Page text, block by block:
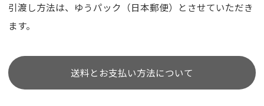
引渡し方法は、ゆうパック（日本郵便）とさせていただき
ます。
送料とお支払い方法について